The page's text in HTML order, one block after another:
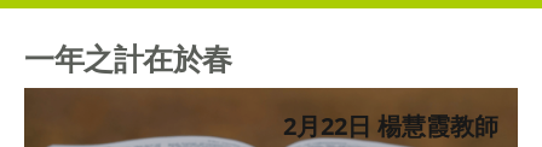
一年之計在於春
2月22日 楊慧霞教師